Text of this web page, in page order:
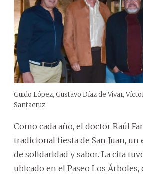
Guido López, Gustavo Díaz de Vivar,
Santacruz.
Como cada año, el doctor Raúl
tradicional fiesta de San Juan, un
de solidaridad y sabor. La cita
ubicado en el Paseo Los